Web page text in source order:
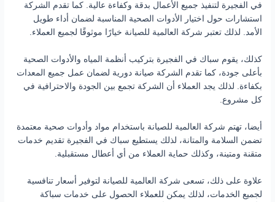
في الفجيرة لتنفيذ جميع الأعمال بدقة وكفاءة عالية. كما تقدم الشركة
استشارات حول اختيار الأدوات الصحية المناسبة لضمان أداء طويل
الأمد. لذلك تعتبر شركة العالمية للصيانة خيارًا موثوقًا لجميع العملاء.
كذلك، يقوم سباك في الفجيرة بتركيب أنظمة المياه والأدوات الصحية
بأعلى جودة، كما تقدم الشركة صيانة دورية لضمان عمل جميع المعدات
بكفاءة. لذلك يجد العملاء أن الشركة تجمع بين الجودة والاحترافية في
كل مشروع.
أيضا، تهتم شركة العالمية للصيانة باستخدام مواد وأدوات صحية معتمدة
تضمن السلامة والمتانة، لذلك يستطيع سباك في الفجيرة تقديم خدمات
متقنة ومتينة، وكذلك حماية العملاء من أي أعطال مستقبلية.
علاوة على ذلك، تسعى شركة العالمية للصيانة لتوفير أسعار تنافسية
لجميع الخدمات، لذلك يمكن للعملاء الحصول على خدمات سباكة